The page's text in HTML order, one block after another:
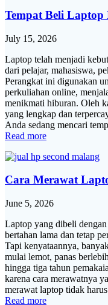
Tempat Beli
July 15, 2026
Laptop telah menjadi
dari pelajar, mahasiswa,
Perangkat ini digunakan
perkuliahan online,
menikmati hiburan. Oleh
yang lengkap dan
Anda sedang mencari
Read more
Cara Merawat
June 5, 2026
Laptop yang dibeli
bertahan lama dan tetap
Tapi kenyataannya,
mulai lemot, panas
hingga tiga tahun
karena cara merawatnya
merawat laptop tidak
Read more